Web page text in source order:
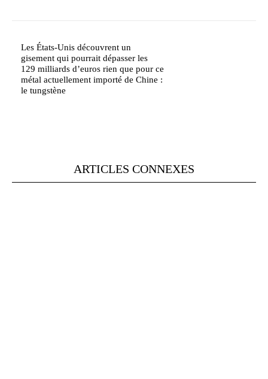
Les États-Unis découvrent un
gisement qui pourrait dépasser les
129 milliards d’euros rien que pour ce
métal actuellement importé de Chine :
le tungstène
ARTICLES CONNEXES